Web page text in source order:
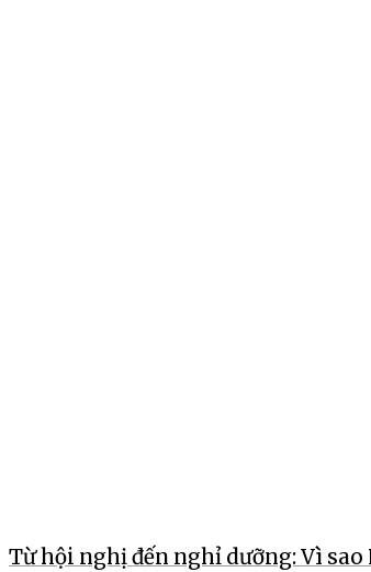
Từ hội nghị đến nghỉ dưỡng: Vì sao